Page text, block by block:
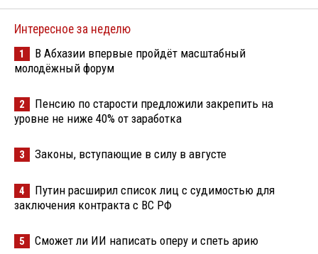
Интересное за неделю
1
В Абхазии впервые пройдёт масштабный
молодёжный форум
2
Пенсию по старости предложили закрепить на
уровне не ниже 40% от заработка
3 Законы, вступающие в силу в августе
4
Путин расширил список лиц с судимостью для
заключения контракта с ВС РФ
5 Сможет ли ИИ написать оперу и спеть арию